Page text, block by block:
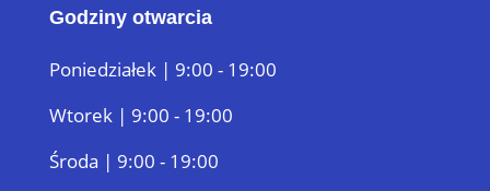
Godziny otwarcia
Poniedziałek | 9:00 - 19:00
Wtorek | 9:00 - 19:00
Środa | 9:00 - 19:00